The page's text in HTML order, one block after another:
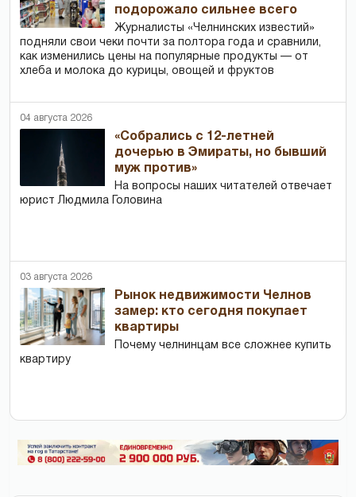
подорожало сильнее всего
Журналисты «Челнинских известий»
подняли свои чеки почти за полтора года и сравнили,
как изменились цены на популярные продукты — от
хлеба и молока до курицы, овощей и фруктов
04 августа 2026
«Собрались с 12-летней
дочерью в Эмираты, но бывший
муж против»
На вопросы наших читателей отвечает
юрист Людмила Головина
03 августа 2026
Рынок недвижимости Челнов
замер: кто сегодня покупает
квартиры
Почему челнинцам все сложнее купить
квартиру